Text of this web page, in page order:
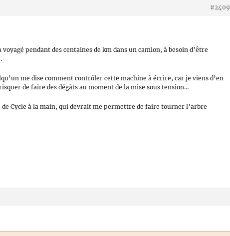
#2409
voyagé pendant des centaines de km dans un camion, à besoin d’être
me dise comment contrôler cette machine à écrire, car je viens d’en
de faire des dégâts au moment de la mise sous tension…
de Cycle à la main, qui devrait me permettre de faire tourner l’arbre